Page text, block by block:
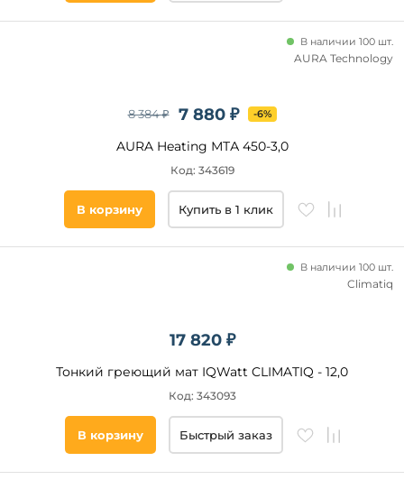
7 880 ₽
8 384 ₽ -6%
AURA Heating МТА 450-3,0
В наличии 100 шт.
Код: 343619
AURA Technology
В корзину Купить в 1 клик
17 820 ₽
Тонкий греющий мат IQWatt CLIMATIQ - 12,0
В наличии 100 шт.
Код: 343093
Climatiq
В корзину Быстрый заказ